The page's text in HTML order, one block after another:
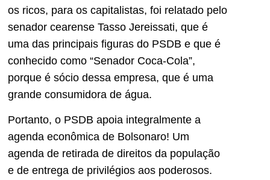
os ricos, para os capitalistas, foi relatado pelo
senador cearense Tasso Jereissati, que é
uma das principais figuras do PSDB e que é
conhecido como “Senador Coca-Cola”,
porque é sócio dessa empresa, que é uma
grande consumidora de água.
Portanto, o PSDB apoia integralmente a
agenda econômica de Bolsonaro! Um
agenda de retirada de direitos da população
e de entrega de privilégios aos poderosos.